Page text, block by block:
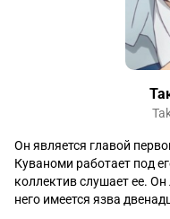
Он является главой
Куваноми работает под
коллектив слушает ее.
него имеется язва